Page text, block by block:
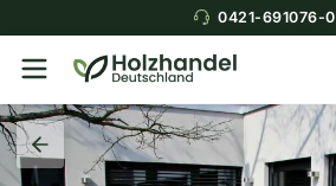
0421-691076-0